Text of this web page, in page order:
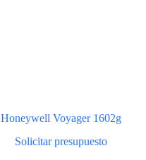
Honeywell Voyager 1602g
Solicitar presupuesto